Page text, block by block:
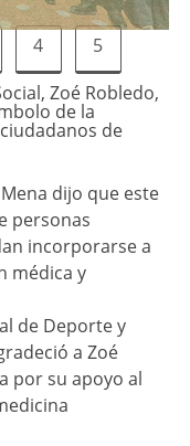
4
5
Zoé Robledo,
de la
de
dijo que este
personas
incorporarse a
médica y
de Deporte y
a Zoé
por su apoyo al